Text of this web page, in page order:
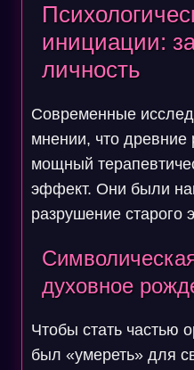
инициации:
личность
Современные
мнении, что древние
мощный
эффект. Они были
разрушение старого
духовное
Чтобы стать частью
был «умереть» для